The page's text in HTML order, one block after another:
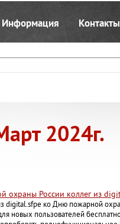
Информация Контакты
2024г.
охраны России коллег из
digital.sfpe ко Дню пожарной
новых пользователей